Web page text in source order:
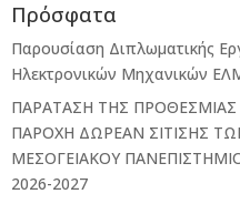
Πρόσφατα
Παρουσίαση Διπλωματικής
Ηλεκτρονικών Μηχανικών
ΠΑΡΑΤΑΣΗ ΤΗΣ
ΠΑΡΟΧΗ ΔΩΡΕΑΝ ΣΙΤΙΣΗΣ
ΜΕΣΟΓΕΙΑΚΟΥ
2026-2027